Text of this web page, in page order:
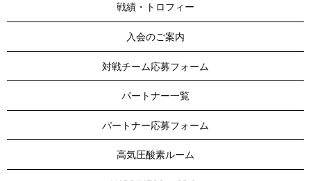
戦績・トロフィー
入会のご案内
対戦チーム応募フォーム
パートナー一覧
パートナー応募フォーム
高気圧酸素ルーム